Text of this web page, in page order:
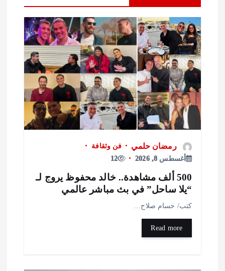
رمضان حلمي
فن وثقافة
12
500 ألف مشاهدة.. خالد محفوظ يروج لـ
ساحل” في بث مباشر عالمي
حسام صلاح…